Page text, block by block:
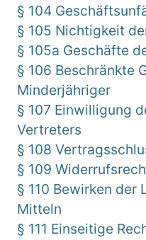
§ 104
§ 105 Nichtigkeit
§ 105a Geschäfte
§ 106 Beschränkte
Minderjähriger
§ 107 Einwilligung
Vertreters
§ 108
§ 109
§ 110 Bewirken der
Mitteln
§ 111 Einseitige